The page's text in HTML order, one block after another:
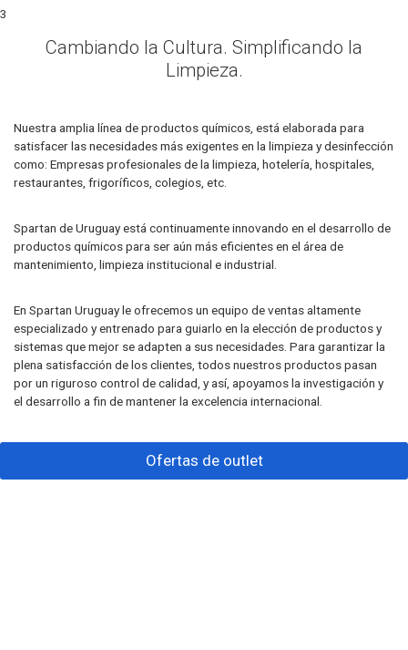
3
Cambiando la Cultura. Simplificando la
Limpieza.
Nuestra amplia línea de productos químicos, está elaborada para
satisfacer las necesidades más exigentes en la limpieza y desinfección
como: Empresas profesionales de la limpieza, hotelería, hospitales,
restaurantes, frigoríficos, colegios, etc.
Spartan de Uruguay está continuamente innovando en el desarrollo de
productos químicos para ser aún más eficientes en el área de
mantenimiento, limpieza institucional e industrial.
En Spartan Uruguay le ofrecemos un equipo de ventas altamente
especializado y entrenado para guiarlo en la elección de productos y
sistemas que mejor se adapten a sus necesidades. Para garantizar la
plena satisfacción de los clientes, todos nuestros productos pasan
por un riguroso control de calidad, y así, apoyamos la investigación y
el desarrollo a fin de mantener la excelencia internacional.
Ofertas de outlet